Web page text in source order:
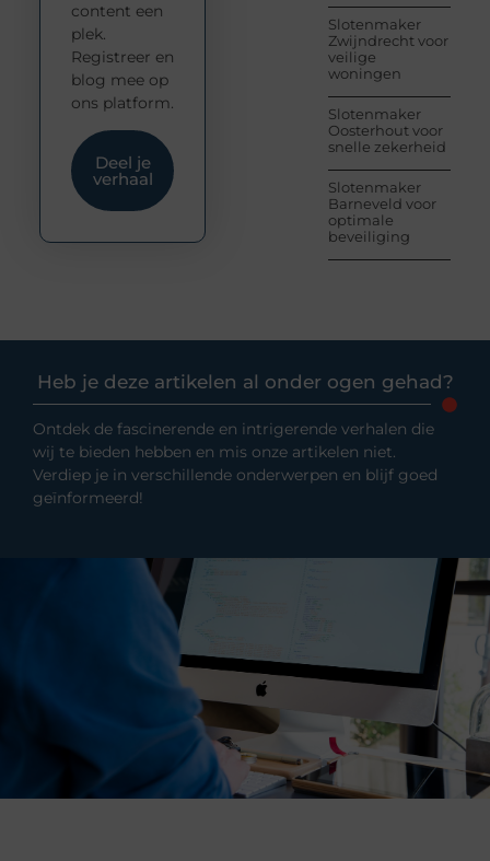
Slotenmaker
Zwijndrecht voor
veilige
woningen
Slotenmaker
Oosterhout voor
snelle zekerheid
Slotenmaker
Barneveld voor
optimale
beveiliging
content een
plek.
Registreer en
blog mee op
ons platform.
Deel je
verhaal
Heb je deze artikelen al onder ogen gehad?
Ontdek de fascinerende en intrigerende verhalen die
wij te bieden hebben en mis onze artikelen niet.
Verdiep je in verschillende onderwerpen en blijf goed
geïnformeerd!